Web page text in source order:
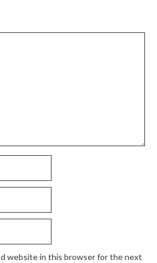
website in this browser for the next